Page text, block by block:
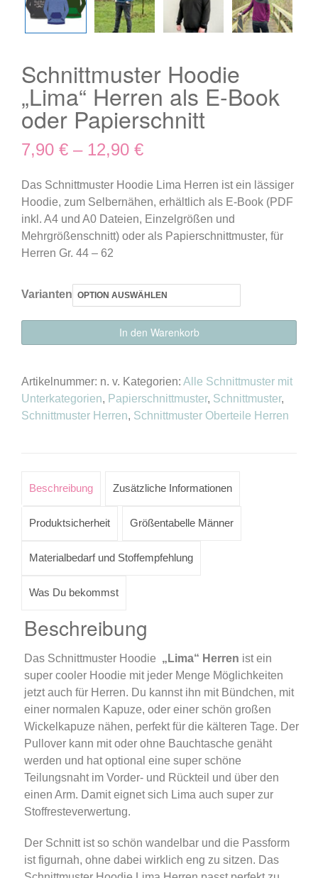
Schnittmuster Hoodie
„Lima“ Herren als E-Book
oder Papierschnitt
7,90 € – 12,90 €
Das Schnittmuster Hoodie Lima Herren ist ein lässiger
Hoodie, zum Selbernähen, erhältlich als E-Book (PDF
inkl. A4 und A0 Dateien, Einzelgrößen und
Mehrgrößenschnitt) oder als Papierschnittmuster, für
Herren Gr. 44 – 62
Varianten
Hoodie
Herren
als
E-
Papierschnitt
In den Warenkorb
Artikelnummer: n. v. Kategorien: Alle Schnittmuster mit
Unterkategorien, Papierschnittmuster, Schnittmuster,
Schnittmuster Herren, Schnittmuster Oberteile Herren
Beschreibung Zusätzliche Informationen
Produktsicherheit Größentabelle Männer
Materialbedarf und Stoffempfehlung
Was Du bekommst
Beschreibung
Das Schnittmuster Hoodie „Lima“ Herren ist ein
super cooler Hoodie mit jeder Menge Möglichkeiten
jetzt auch für Herren. Du kannst ihn mit Bündchen, mit
einer normalen Kapuze, oder einer schön großen
Wickelkapuze nähen, perfekt für die kälteren Tage. Der
Pullover kann mit oder ohne Bauchtasche genäht
werden und hat optional eine super schöne
Teilungsnaht im Vorder- und Rückteil und über den
einen Arm. Damit eignet sich Lima auch super zur
Stoffresteverwertung.
Der Schnitt ist so schön wandelbar und die Passform
ist figurnah, ohne dabei wirklich eng zu sitzen. Das